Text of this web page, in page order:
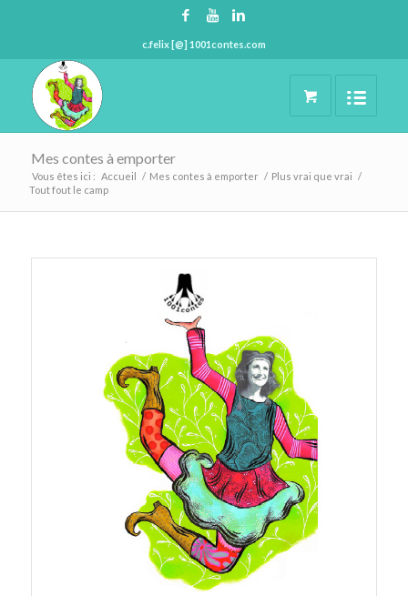
c.felix [@] 1001contes.com
Mes contes à emporter
Vous êtes ici : Accueil / Mes contes à emporter / Plus vrai que vrai /
Tout fout le camp